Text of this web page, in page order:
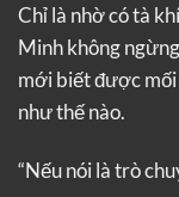
Chỉ là nhờ có tà
Minh không
mới biết được mối
như thế nào.
“Nếu nói là trò